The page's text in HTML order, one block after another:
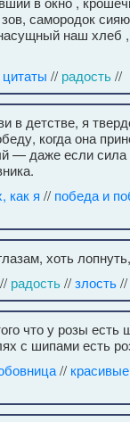
самородок
наш хлеб
// радость//
в детстве, я
когда она
— даже если сила
как я // победа и
хоть
// радость//злость//
что у розы
с шипами есть
//